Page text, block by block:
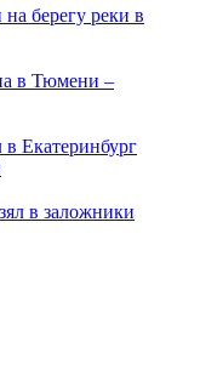
берегу реки в
в Тюмени –
Екатеринбург
в заложники